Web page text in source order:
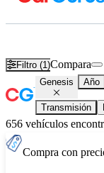
Filtro (1)Compara
Genesis Año
Transmisión
656 vehículos
Compra con